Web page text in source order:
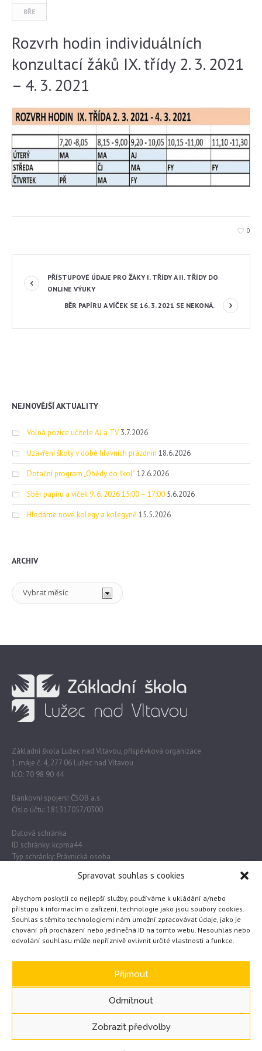
Spravovat souhlas s cookies
Abychom poskytli co nejlepší služby, používáme k ukládání a/nebo
přístupu k informacím o zařízení, technologie jako jsou soubory cookies.
Souhlas s těmito technologiemi nám umožní zpracovávat údaje, jako je
chování při procházení nebo jedinečná ID na tomto webu. Nesouhlas nebo
odvolání souhlasu může nepříznivě ovlivnit určité vlastnosti a funkce.
Přijmout
Odmítnout
Zobrazit předvolby
BŘE
Rozvrh hodin individuálních
konzultací žáků IX. třídy 2. 3. 2021
– 4. 3. 2021
0
PŘÍSTUPOVÉ ÚDAJE PRO ŽÁKY I. TŘÍDY A II. TŘÍDY DO
ONLINE VÝUKY
BĚR PAPÍRU A VÍČEK SE 16. 3. 2021 SE NEKONÁ.
NEJNOVĚJŠÍ AKTUALITY
Volná pozice učitele AJ a TV 3.7.2026
Uzavření školy v době hlavních prázdnin 18.6.2026
Dotační program „Obědy do škol“12.6.2026
Sběr papíru a víček 9. 6. 2026 15:00 – 17:00 5.6.2026
Hledáme nové kolegy a kolegyně 15.5.2026
ARCHIV
Archiv
Základní škola Lužec nad Vltavou, příspěvková organizace
1. máje č. 4, 277 06 Lužec nad Vltavou
IČO: 70 98 90 44
Bankovní spojení: ČSOB a.s.
Číslo účtu: 181317057/0300
Datová schránka
ID schránky: kcpma44
Typ schránky: Právnická osoba
Důležité odkazy
Obec Lužec nad Vltavou
MŠMT
WEB vytvořil JČ
GDPR – základní informace/ © 2020 Základní škola